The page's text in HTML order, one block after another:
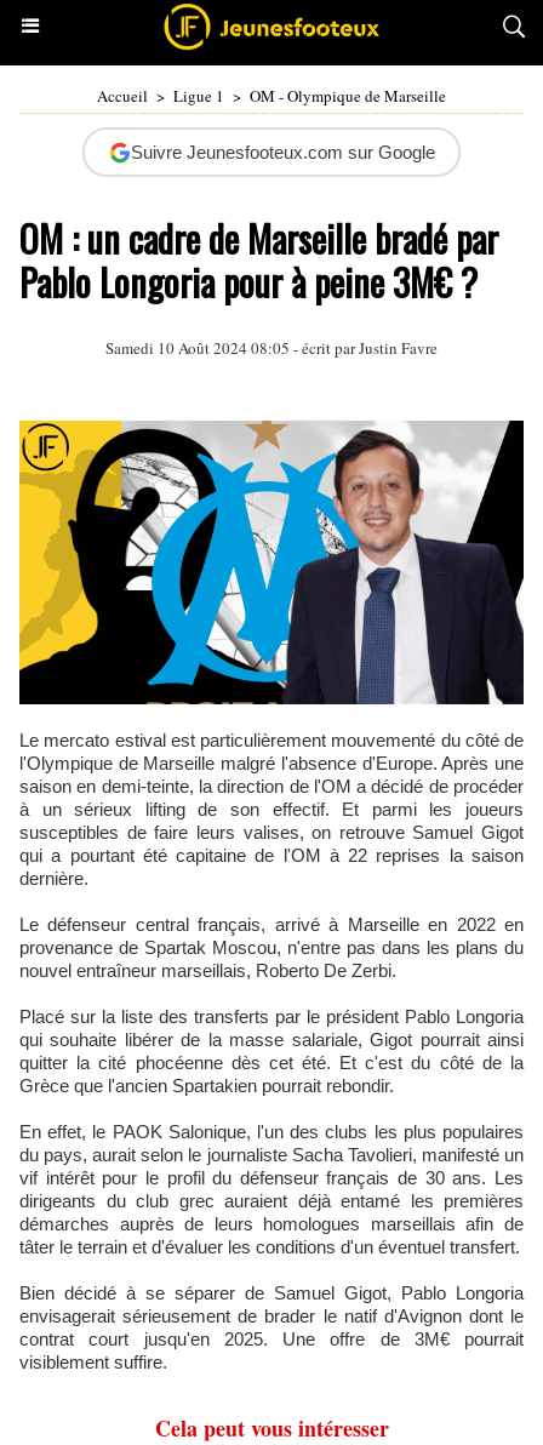
Accueil > Ligue 1 > OM - Olympique de Marseille
Suivre Jeunesfooteux.com sur Google
OM : un cadre de Marseille bradé par
Pablo Longoria pour à peine 3M€ ?
Samedi 10 Août 2024 08:05 - écrit parJustin Favre
Le mercato estival est particulièrement mouvementé du côté de
l'Olympique de Marseille malgré l'absence d'Europe. Après une
saison en demi-teinte, la direction de l'OM a décidé de procéder
à un sérieux lifting de son effectif. Et parmi les joueurs
susceptibles de faire leurs valises, on retrouve Samuel Gigot
qui a pourtant été capitaine de l'OM à 22 reprises la saison
dernière.
Le défenseur central français, arrivé à Marseille en 2022 en
provenance de Spartak Moscou, n'entre pas dans les plans du
nouvel entraîneur marseillais, Roberto De Zerbi.
Placé sur la liste des transferts par le président Pablo Longoria
qui souhaite libérer de la masse salariale, Gigot pourrait ainsi
quitter la cité phocéenne dès cet été. Et c'est du côté de la
Grèce que l'ancien Spartakien pourrait rebondir.
En effet, le PAOK Salonique, l'un des clubs les plus populaires
du pays, aurait selon le journaliste Sacha Tavolieri, manifesté un
vif intérêt pour le profil du défenseur français de 30 ans. Les
dirigeants du club grec auraient déjà entamé les premières
démarches auprès de leurs homologues marseillais afin de
tâter le terrain et d'évaluer les conditions d'un éventuel transfert.
Bien décidé à se séparer de Samuel Gigot, Pablo Longoria
envisagerait sérieusement de brader le natif d'Avignon dont le
contrat court jusqu'en 2025. Une offre de 3M€ pourrait
visiblement suffire.
Cela peut vous intéresser